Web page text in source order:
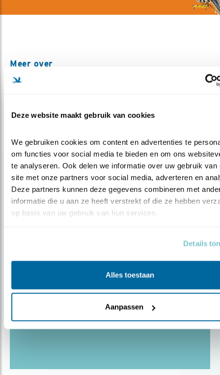
Deze website maakt gebruik van cookies
We gebruiken cookies om content en advertenties te
om functies voor social media te bieden en om ons
te analyseren. Ook delen we informatie over uw gebruik van
site met onze partners voor social media, adverteren en
Deze partners kunnen deze gegevens combineren met
informatie die u aan ze heeft verstrekt of die ze hebben
op basis van uw gebruik van hun services.
Details
Alles toestaan
Aanpassen
Meer over
vogelfotografie
Gerelateerde items
5 GROENE JUWEELTJES